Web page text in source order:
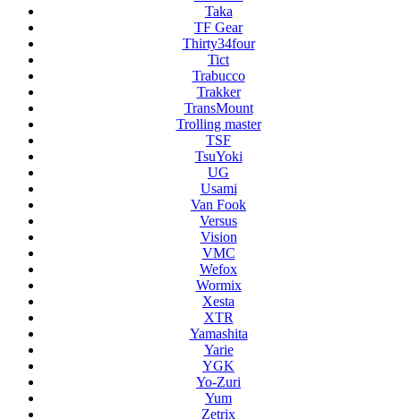
Taka
TF Gear
Thirty34four
Tict
Trabucco
Trakker
TransMount
Trolling master
TSF
TsuYoki
UG
Usami
Van Fook
Versus
Vision
VMC
Wefox
Wormix
Xesta
XTR
Yamashita
Yarie
YGK
Yo-Zuri
Yum
Zetrix